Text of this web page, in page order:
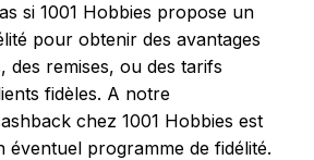
si 1001 Hobbies propose un
pour obtenir des avantages
des remises, ou des tarifs
fidèles. A notre
chez 1001 Hobbies est
éventuel programme de fidélité.